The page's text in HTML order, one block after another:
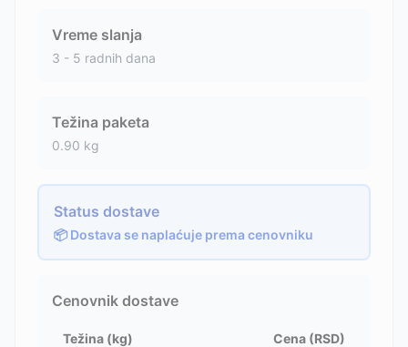
Vreme slanja
3 - 5 radnih dana
Težina paketa
0.90 kg
Status dostave
📦 Dostava se naplaćuje prema cenovniku
Cenovnik dostave
Težina (kg) Cena (RSD)